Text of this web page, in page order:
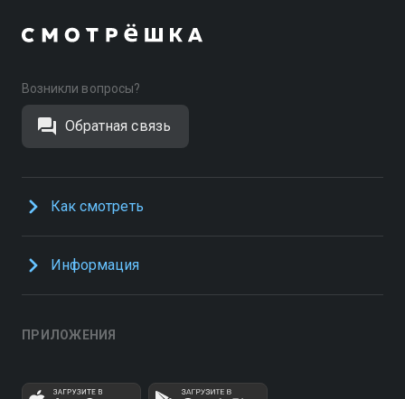
Возникли вопросы?
Обратная связь
Как смотреть
Информация
ПРИЛОЖЕНИЯ